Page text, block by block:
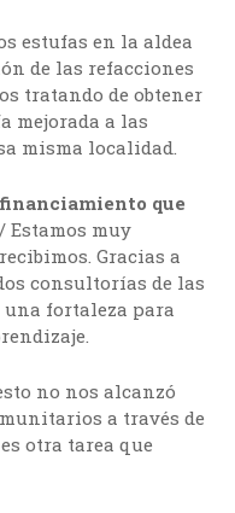
estufas en la aldea
de las refacciones
tratando de obtener
mejorada a las
misma localidad.
que
Estamos muy
Gracias a
consultorías de las
una fortaleza para
no nos alcanzó
a través de
otra tarea que